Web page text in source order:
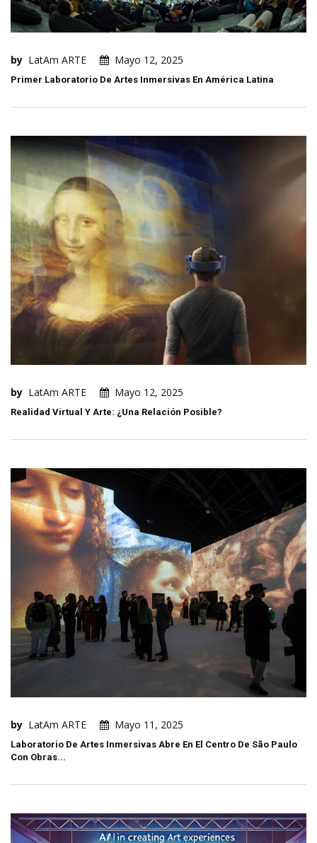
by LatAm ARTE Mayo 12, 2025
Primer Laboratorio De Artes Inmersivas En América Latina
by LatAm ARTE Mayo 12, 2025
Realidad Virtual Y Arte: ¿una Relación Posible?
by LatAm ARTE Mayo 11, 2025
Laboratorio De Artes Inmersivas Abre En El Centro De São Paulo
Con Obras...